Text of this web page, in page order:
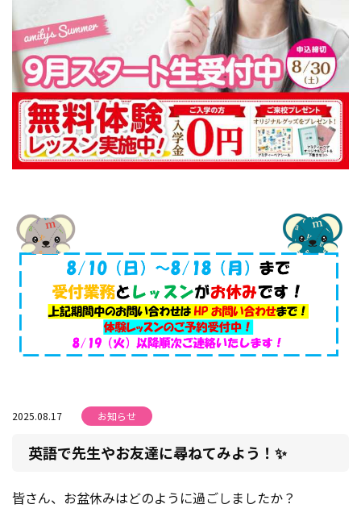
2025.08.17 お知らせ
英語で先生やお友達に尋ねてみよう！✨
皆さん、お盆休みはどのように過ごしましたか？